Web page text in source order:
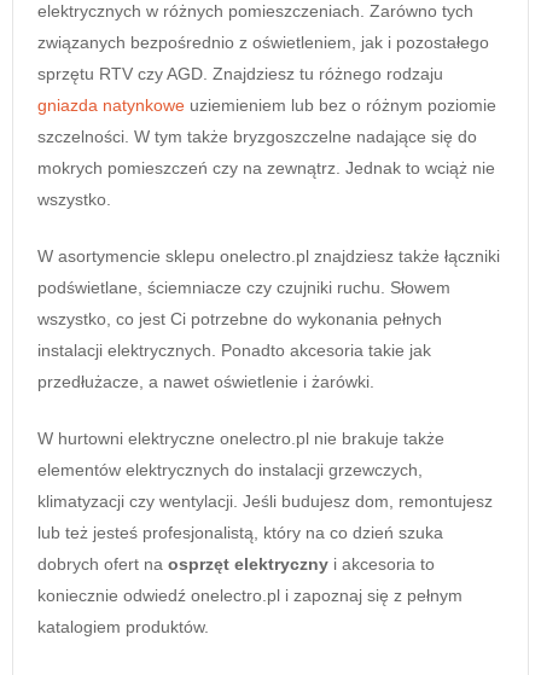
elektrycznych w różnych pomieszczeniach. Zarówno tych
związanych bezpośrednio z oświetleniem, jak i pozostałego
sprzętu RTV czy AGD. Znajdziesz tu różnego rodzaju
gniazda natynkowe uziemieniem lub bez o różnym poziomie
szczelności. W tym także bryzgoszczelne nadające się do
mokrych pomieszczeń czy na zewnątrz. Jednak to wciąż nie
wszystko.
W asortymencie sklepu onelectro.pl znajdziesz także łączniki
podświetlane, ściemniacze czy czujniki ruchu. Słowem
wszystko, co jest Ci potrzebne do wykonania pełnych
instalacji elektrycznych. Ponadto akcesoria takie jak
przedłużacze, a nawet oświetlenie i żarówki.
W hurtowni elektryczne onelectro.pl nie brakuje także
elementów elektrycznych do instalacji grzewczych,
klimatyzacji czy wentylacji. Jeśli budujesz dom, remontujesz
lub też jesteś profesjonalistą, który na co dzień szuka
dobrych ofert na osprzęt elektryczny i akcesoria to
koniecznie odwiedź onelectro.pl i zapoznaj się z pełnym
katalogiem produktów.